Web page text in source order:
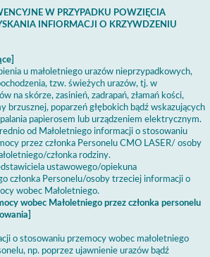
W PRZYPADKU POWZIĘCIA
INFIORMACJI O KRZYWDZENIU
u małoletniego urazów nieprzypadkowych,
tzw. świeżych urazów, tj. w
na skórze, zasinień, zadrapań, złamań kości,
brzusznej, poparzeń głębokich bądź wskazujących
papierosem lub urządzeniem elektrycznym.
od Małoletniego informacji o stosowaniu
przez członka Personelu CMO LASER/ osoby
członka rodziny.
ustawowego/opiekuna
członka Personelu/osoby trzeciej informacji o
wobec Małoletniego.
wobec Małoletniego przez członka personelu
o stosowaniu przemocy wobec małoletniego
np. poprzez ujawnienie urazów bądź